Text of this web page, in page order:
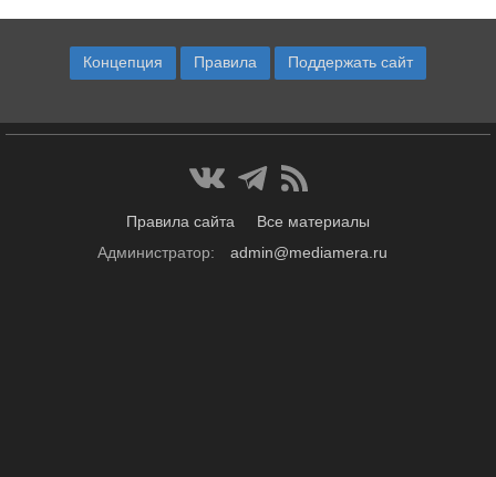
Концепция Правила Поддержать сайт
Правила сайта
Все материалы
Администратор:
admin@mediamera.ru